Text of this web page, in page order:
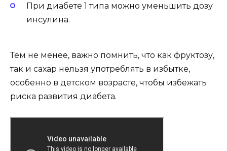
При диабете 1 типа можно уменьшить дозу
инсулина.
Тем не менее, важно помнить, что как фруктозу,
так и сахар нельзя употреблять в избытке,
особенно в детском возрасте, чтобы избежать
риска развития диабета.